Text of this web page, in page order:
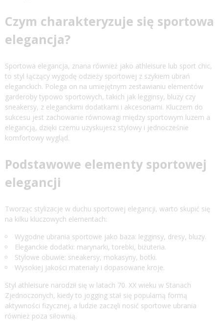
Czym charakteryzuje się sportowa
elegancja?
Sportowa elegancja, znana również jako athleisure lub sport chic,
to styl łączący wygodę odzieży sportowej z szykiem ubrań
eleganckich. Polega on na umiejętnym zestawianiu elementów
garderoby typowo sportowych, takich jak legginsy, bluzy czy
sneakersy, z eleganckimi dodatkami i akcesoriami. Kluczem do
sukcesu jest zachowanie równowagi między sportowym luzem a
elegancją, dzięki czemu uzyskujesz stylowy i jednocześnie
komfortowy wygląd.
Podstawowe elementy sportowej
elegancji
Tworząc stylizacje w duchu sportowej elegancji, warto skupić się
na kilku kluczowych elementach:
Wygodne ubrania sportowe jako baza: legginsy, dresy, bluzy.
Eleganckie dodatki: marynarki, torebki, biżuteria.
Stylowe obuwie: sneakersy, mokasyny, botki.
Wysokiej jakości materiały i dopasowane kroje.
Styl athleisure narodził się w latach 70. XX wieku w Stanach
Zjednoczonych, kiedy to jogging stał się popularną formą
aktywności fizycznej, a ludzie zaczęli nosić sportowe ubrania
również poza siłownią.